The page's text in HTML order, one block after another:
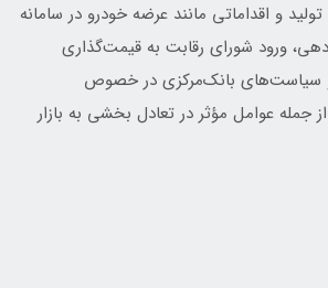
و اقداماتی مانند عرضه خودرو در سامانه
ورود شورای رقابت به قیمت‌گذاری
و سیاست‌های بانک‌مرکزی در خصوص
جمله عوامل مؤثر در تعادل بخشی به بازار